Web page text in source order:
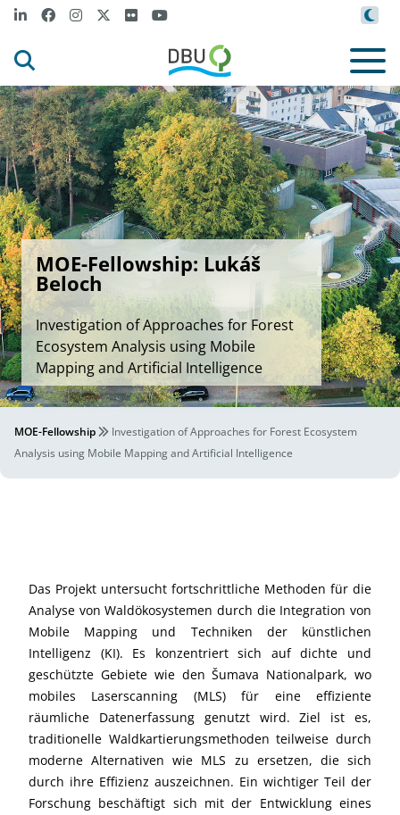
MOE-Fellowship: Lukáš
Beloch
Investigation of Approaches for Forest
Ecosystem Analysis using Mobile
Mapping and Artificial Intelligence
MOE-Fellowship
Investigation of Approaches for Forest Ecosystem
Analysis using Mobile Mapping and Artificial Intelligence
Das Projekt untersucht fortschrittliche Methoden für die
Analyse von Waldökosystemen durch die Integration von
Mobile Mapping und Techniken der künstlichen
Intelligenz (KI). Es konzentriert sich auf dichte und
geschützte Gebiete wie den Šumava Nationalpark, wo
mobiles Laserscanning (MLS) für eine effiziente
räumliche Datenerfassung genutzt wird. Ziel ist es,
traditionelle Waldkartierungsmethoden teilweise durch
moderne Alternativen wie MLS zu ersetzen, die sich
durch ihre Effizienz auszeichnen. Ein wichtiger Teil der
Forschung beschäftigt sich mit der Entwicklung eines